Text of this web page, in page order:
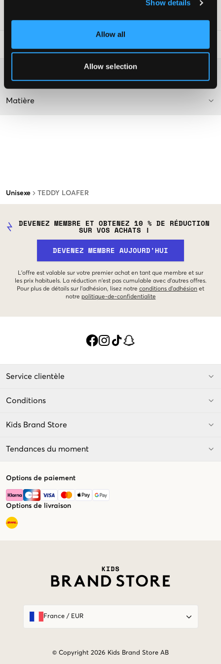
Show details
Allow all
Allow selection
Unisexe TEDDY LOAFER
Matière
DEVENEZ MEMBRE ET OBTENEZ 10 % DE RÉDUCTION
SUR VOS ACHATS !
DEVENEZ MEMBRE AUJOURD'HUI
L'offre est valable sur votre premier achat en tant que membre et sur
les prix habituels. La réduction n'est pas cumulable avec d'autres offres.
Pour plus de détails sur l'adhésion, lisez notre conditions d'adhésion et
notre politique-de-confidentialite
Service clientèle
Conditions
Kids Brand Store
Tendances du moment
Options de paiement
Options de livraison
France/ EUR
© Copyright 2026 Kids Brand Store AB